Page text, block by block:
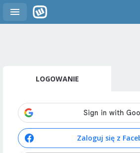
LOGOWANIE
Zaloguj się z